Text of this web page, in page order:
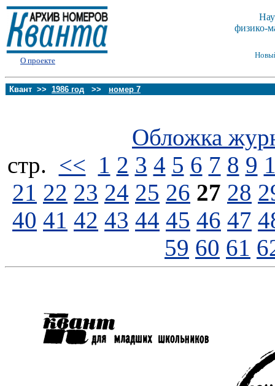
О проекте
физико-
Квант >> 1986 год >> номер 7
Обложка
стp. << 1 2 3 4 5 6 7 8 9
21 22 23 24 25 26 27 28
40 41 42 43 44 45 46 47
59 60 61